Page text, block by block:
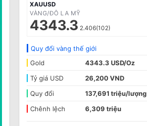
XAUUSD
VÀNG/ĐÔ LA MỸ
4343.3 2.406(102)
Quy đổi vàng thế giới
Gold
4343.3 USD/Oz
Tỷ giá USD
26,200 VND
Quy đổi
137,691 triệu/lượng
Chênh lệch
6,309 triệu